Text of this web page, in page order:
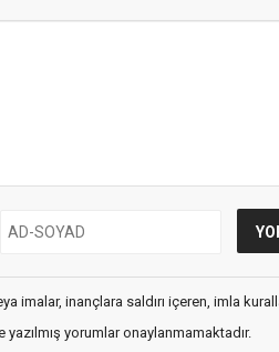
imalar, inançlara saldırı içeren, imla
yorumlar onaylanmamaktadır.